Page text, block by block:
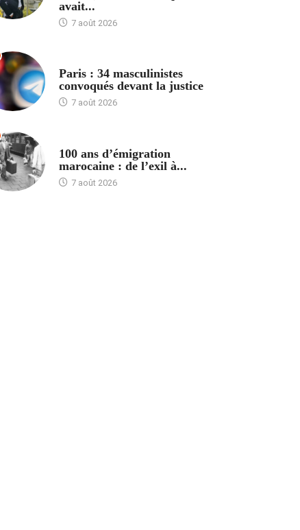
avait...
7 août 2026
Paris : 34 masculinistes
convoqués devant la justice
7 août 2026
100 ans d’émigration
marocaine : de l’exil à...
7 août 2026